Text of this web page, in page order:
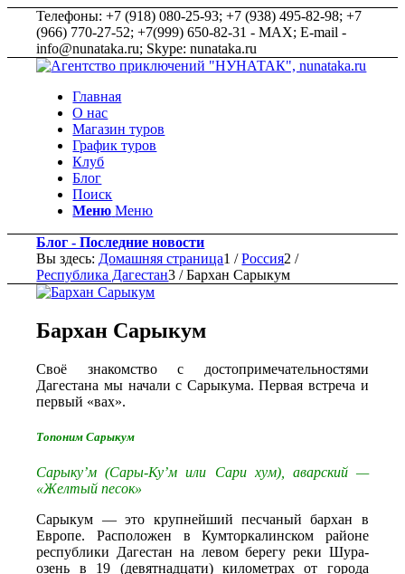
Телефоны: +7 (918) 080-25-93; +7 (938) 495-82-98; +7
(966) 770-27-52; +7(999) 650-82-31 - MAX; E-mail -
info@nunataka.ru; Skype: nunataka.ru
Главная
О нас
Магазин туров
График туров
Клуб
Блог
Поиск
Меню Меню
Блог - Последние новости
Вы здесь: Домашняя страница1 / Россия2 /
Республика Дагестан3 / Бархан Сарыкум
Бархан Сарыкум
Своё знакомство с достопримечательностями
Дагестана мы начали с Сарыкума. Первая встреча и
первый «вах».
Топоним Сарыкум
Сарыку’м (Сары-Ку’м или Сари хум), аварский —
«Желтый песок»
Сарыкум — это крупнейший песчаный бархан в
Европе. Расположен в Кумторкалинском районе
республики Дагестан на левом берегу реки Шура-
озень в 19 (девятнадцати) километрах от города